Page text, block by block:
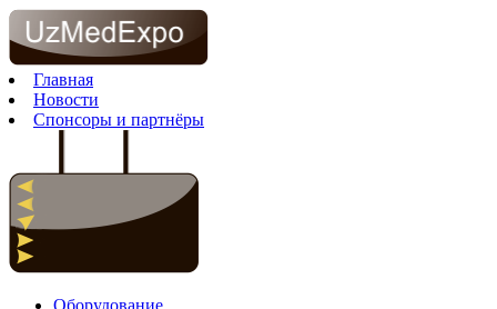
Главная
Новости
Спонсоры и партнёры
Оборудование